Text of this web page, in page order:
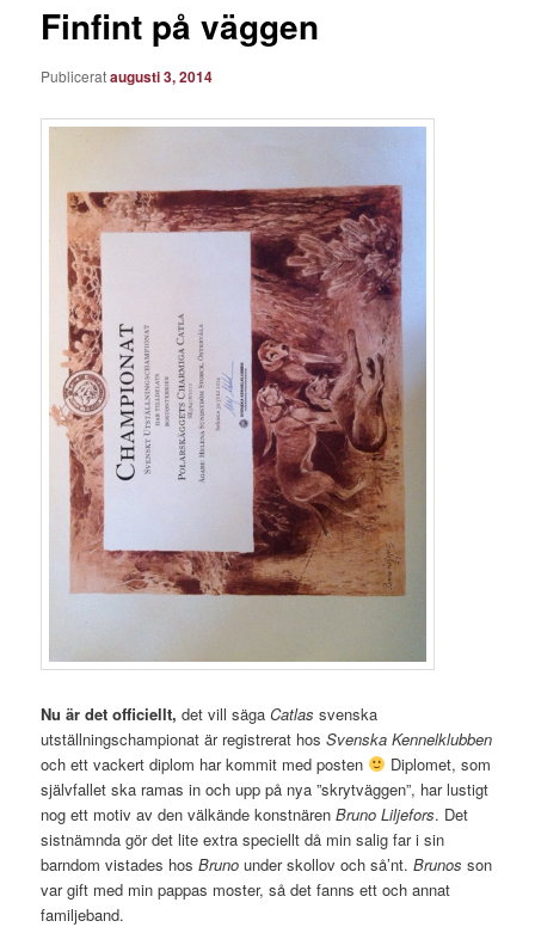
Finfint på väggen
Publicerataugusti 3, 2014
Nu är det officiellt, det vill sägaCatlas svenska
utställningschampionat är registrerat hosSvenska Kennelklubben
och ett vackert diplom har kommit med posten
Diplomet, som
självfallet ska ramas in och upp på nya ”skrytväggen”, har lustigt
nog ett motiv av den välkände konstnärenBruno Liljefors. Det
sistnämnda gör det lite extra speciellt då min salig far i sin
barndom vistades hos Bruno under skollov och så’nt. Brunos son
var gift med min pappas moster, så det fanns ett och annat
familjeband.